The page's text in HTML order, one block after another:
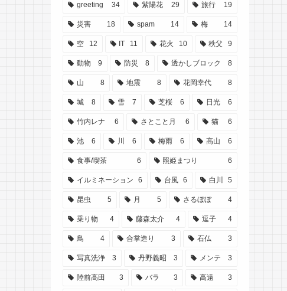
greeting 34 紫陽花 29 旅行 19
災害 18 spam 14 梅 14
空 12 IT 11 花火 10 秩父 9
動物 9 防災 8 透かしブロック 8
山 8 地震 8 花岡幸代 8
城 8 雪 7 芝桜 6 日光 6
竹内レナ 6 さとこと月 6 猫 6
池 6 川 6 梅雨 6 高山 6
食事/喫茶 6 照姫まつり 6
イルミネーション 6 台風 6 白川 5
昆虫 5 月 5 さるぼぼ 4
乗り物 4 藤森太介 4 逗子 4
鳥 4 合掌造り 3 石仏 3
写真洗浄 3 丹野義昭 3 メンテ 3
陸前高田 3 バラ 3 高遠 3